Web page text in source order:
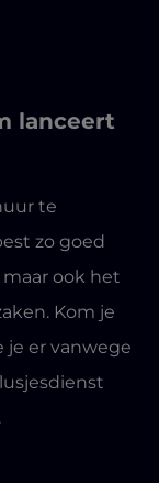
lanceert
te
zo goed
ook het
Kom je
je er vanwege